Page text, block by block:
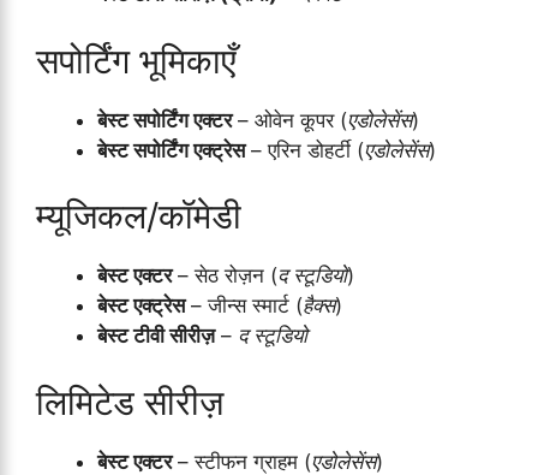
सपोर्टिंग भूमिकाएँ
बेस्ट सपोर्टिंग एक्टर– ओवेन कूपर (एडोलेसेंस)
बेस्ट सपोर्टिंग एक्ट्रेस– एरिन डोहर्टी (एडोलेसेंस)
म्यूजिकल/कॉमेडी
बेस्ट एक्टर– सेठ रोज़न (द स्टूडियो)
बेस्ट एक्ट्रेस– जीन्स स्मार्ट (हैक्स)
बेस्ट टीवी सीरीज़– द स्टूडियो
लिमिटेड सीरीज़
बेस्ट एक्टर– स्टीफन ग्राहम (एडोलेसेंस)